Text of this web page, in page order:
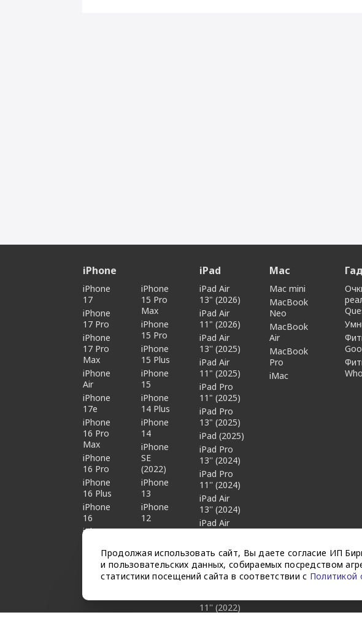
Продолжая использовать сайт, Вы даете согласие ИП
и пользовательских данных, собираемых посредством
статистики посещений сайта в соответствии с Политикой
iPhone
iPhone
17
iPhone
17 Pro
iPhone
17 Pro
Max
iPhone
Air
iPhone
17e
iPhone
16 Pro
Max
iPhone
16 Pro
iPhone
16 Plus
iPhone
16
iPhone
iPhone
15 Pro
Max
iPhone
15 Pro
iPhone
15 Plus
iPhone
15
iPhone
14 Plus
iPhone
14
iPhone
SE
(2022)
iPhone
13
iPhone
12
iPad
iPad Air
13" (2026)
iPad Air
11" (2026)
iPad Air
13'' (2025)
iPad Air
11" (2025)
iPad Pro
11" (2025)
iPad Pro
13" (2025)
iPad (2025)
iPad Pro
13'' (2024)
iPad Pro
11'' (2024)
iPad Air
13'' (2024)
iPad Air
iPad mini 7
iPad Pro
12.9''
(2022)
11'' (2022)
Mac
Mac mini
MacBook
Neo
MacBook
Air
MacBook
Pro
iMac